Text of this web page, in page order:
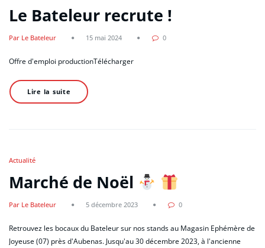
Le Bateleur recrute !
Par Le Bateleur 15 mai 2024 0
Offre d'emploi productionTélécharger
Lire la suite
Actualité
Marché de Noël
Par Le Bateleur 5 décembre 2023 0
Retrouvez les bocaux du Bateleur sur nos stands au Magasin Ephémère de
Joyeuse (07) près d'Aubenas. Jusqu'au 30 décembre 2023, à l'ancienne